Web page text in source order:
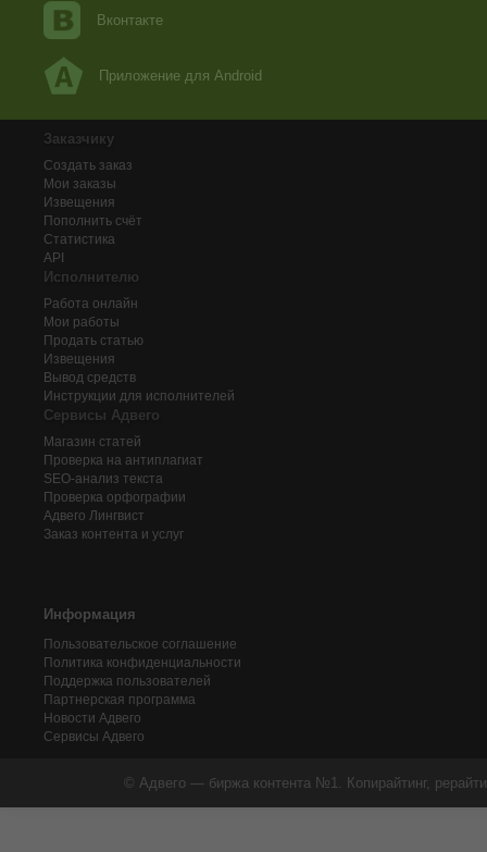
Вконтакте
Приложение для Android
Заказчику
Создать заказ
Мои заказы
Извещения
Пополнить счёт
Статистика
API
Исполнителю
Работа онлайн
Мои работы
Продать статью
Извещения
Вывод средств
Инструкции для исполнителей
Сервисы Адвего
Магазин статей
Проверка на антиплагиат
SEO-анализ текста
Проверка орфографии
Адвего Лингвист
Заказ контента и услуг
Информация
Пользовательское соглашение
Политика конфиденциальности
Поддержка пользователей
Партнерская программа
Новости Адвего
Сервисы Адвего
© Адвего — биржа контента №1. Копирайтинг,